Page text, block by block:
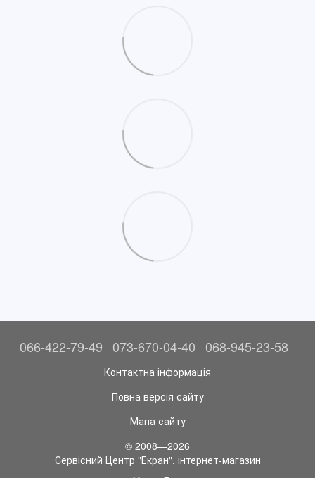
066-422-79-49 073-670-04-40 068-945-23-58
Контактна інформація
Повна версія сайту
Мапа сайту
© 2008—2026
Сервісний Центр "Екран", інтернет-магазин